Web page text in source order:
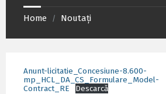
Home / Noutați
Anunt-licitatie_Concesiune-8.600-
mp_HCL_DA_CS_Formulare_Model-
Contract_RE
Descarcă